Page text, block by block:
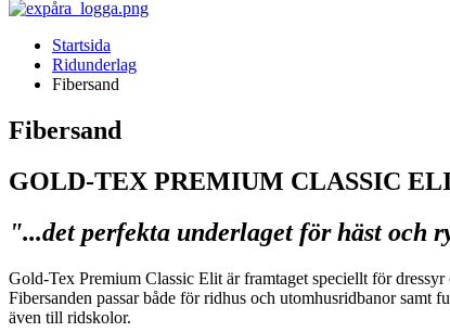
Startsida
Ridunderlag
Fibersand
Fibersand
GOLD-TEX PREMIUM CLASSIC
"...det perfekta underlaget för häst och
Gold-Tex Premium Classic Elit är framtaget speciellt för dressyr
Fibersanden passar både för ridhus och utomhusridbanor samt
även till ridskolor.